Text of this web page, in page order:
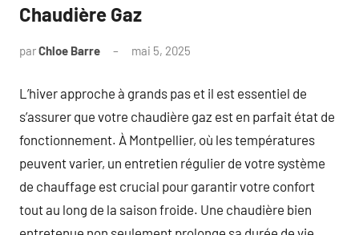
Chaudière Gaz
parChloe Barre mai 5, 2025
L’hiver approche à grands pas et il est essentiel de
s’assurer que votre chaudière gaz est en parfait état de
fonctionnement. À Montpellier, où les températures
peuvent varier, un entretien régulier de votre système
de chauffage est crucial pour garantir votre confort
tout au long de la saison froide. Une chaudière bien